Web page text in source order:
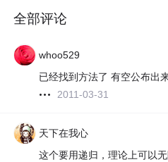
全部评论
whoo529
已经找到方法了 有空公布出
2011-03-31
天下在我心
这个要用递归，理论上可以无